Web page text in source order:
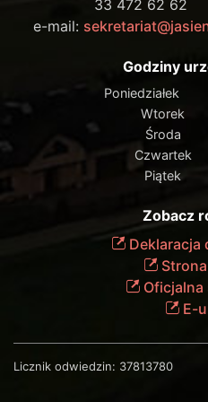
33 472 62 62
e-mail:
Godziny
Poniedziałek
Wtorek
Środa
Czwartek
Piątek
Zobacz
Deklaracja
Oficjalna
E-
Licznik odwiedzin: 37813780